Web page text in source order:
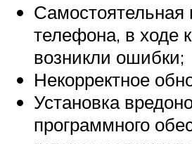
телефона, в ходе
возникли ошибки;
Некорректное
Установка
программного